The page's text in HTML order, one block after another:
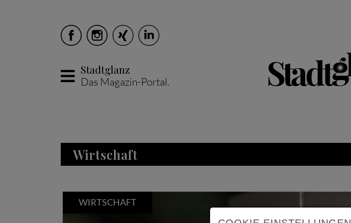
Stadtglanz
Das Magazin-Portal.
Wirtschaft
WIRTSCHAFT